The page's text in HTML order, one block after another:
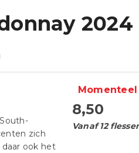
2024
zich
ook het
8,50
Vanaf 12